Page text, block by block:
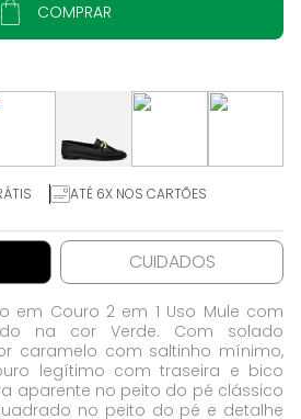
COMPRAR
ATÉ 6X NOS CARTÕES
CUIDADOS
em Couro 2 em 1 Uso Mule com
na cor Verde. Com solado
caramelo com saltinho mínimo,
legítimo com traseira e bico
aparente no peito do pé clássico
no peito do pé e detalhe